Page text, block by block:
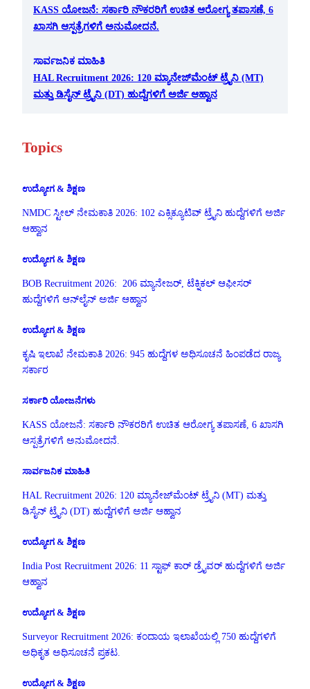
KASS ಯೋಜನೆ: ಸರ್ಕಾರಿ ನೌಕರರಿಗೆ ಉಚಿತ ಆರೋಗ್ಯ ತಪಾಸಣೆ, 6
ಖಾಸಗಿ ಆಸ್ಪತ್ರೆಗಳಿಗೆ ಅನುಮೋದನೆ.
ಸಾರ್ವಜನಿಕ ಮಾಹಿತಿ
HAL Recruitment 2026: 120 ಮ್ಯಾನೇಜ್‌ಮೆಂಟ್ ಟ್ರೈನಿ (MT)
ಮತ್ತು ಡಿಸೈನ್ ಟ್ರೈನಿ (DT) ಹುದ್ದೆಗಳಿಗೆ ಅರ್ಜಿ ಆಹ್ವಾನ
Topics
ಉದ್ಯೋಗ & ಶಿಕ್ಷಣ
NMDC ಸ್ಟೀಲ್ ನೇಮಕಾತಿ 2026: 102 ಎಕ್ಸಿಕ್ಯೂಟಿವ್ ಟ್ರೈನಿ ಹುದ್ದೆಗಳಿಗೆ ಅರ್ಜಿ
ಆಹ್ವಾನ
ಉದ್ಯೋಗ & ಶಿಕ್ಷಣ
BOB Recruitment 2026: 206 ಮ್ಯಾನೇಜರ್, ಟೆಕ್ನಿಕಲ್ ಆಫೀಸರ್
ಹುದ್ದೆಗಳಿಗೆ ಆನ್‌ಲೈನ್ ಅರ್ಜಿ ಆಹ್ವಾನ
ಉದ್ಯೋಗ & ಶಿಕ್ಷಣ
ಕೃಷಿ ಇಲಾಖೆ ನೇಮಕಾತಿ 2026: 945 ಹುದ್ದೆಗಳ ಅಧಿಸೂಚನೆ ಹಿಂಪಡೆದ ರಾಜ್ಯ
ಸರ್ಕಾರ
ಸರ್ಕಾರಿ ಯೋಜನೆಗಳು
KASS ಯೋಜನೆ: ಸರ್ಕಾರಿ ನೌಕರರಿಗೆ ಉಚಿತ ಆರೋಗ್ಯ ತಪಾಸಣೆ, 6 ಖಾಸಗಿ
ಆಸ್ಪತ್ರೆಗಳಿಗೆ ಅನುಮೋದನೆ.
ಸಾರ್ವಜನಿಕ ಮಾಹಿತಿ
HAL Recruitment 2026: 120 ಮ್ಯಾನೇಜ್‌ಮೆಂಟ್ ಟ್ರೈನಿ (MT) ಮತ್ತು
ಡಿಸೈನ್ ಟ್ರೈನಿ (DT) ಹುದ್ದೆಗಳಿಗೆ ಅರ್ಜಿ ಆಹ್ವಾನ
ಉದ್ಯೋಗ & ಶಿಕ್ಷಣ
India Post Recruitment 2026: 11 ಸ್ಟಾಫ್ ಕಾರ್ ಡ್ರೈವರ್ ಹುದ್ದೆಗಳಿಗೆ ಅರ್ಜಿ
ಆಹ್ವಾನ
ಉದ್ಯೋಗ & ಶಿಕ್ಷಣ
Surveyor Recruitment 2026: ಕಂದಾಯ ಇಲಾಖೆಯಲ್ಲಿ 750 ಹುದ್ದೆಗಳಿಗೆ
ಅಧಿಕೃತ ಅಧಿಸೂಚನೆ ಪ್ರಕಟ.
ಉದ್ಯೋಗ & ಶಿಕ್ಷಣ